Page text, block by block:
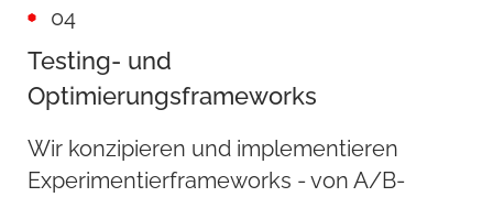
04
Testing- und
Optimierungsframeworks
Wir konzipieren und implementieren
Experimentierframeworks - von A/B-